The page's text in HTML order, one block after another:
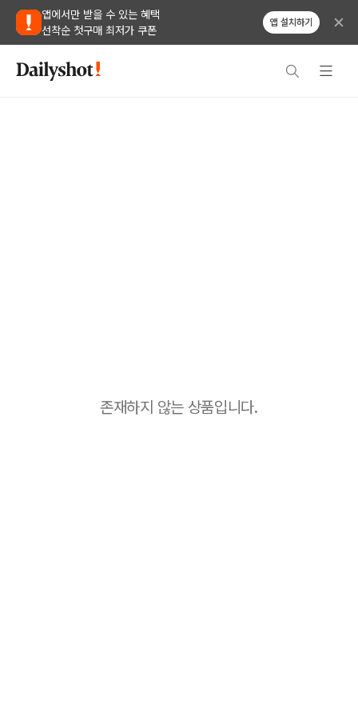
앱에서만 받을 수 있는 혜택
선착순 첫구매 최저가 쿠폰
앱 설치하기
존재하지 않는 상품입니다.